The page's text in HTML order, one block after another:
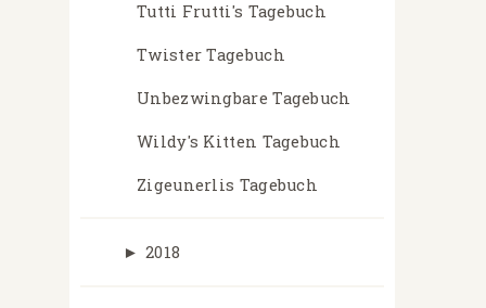
Tutti Frutti's Tagebuch
Twister Tagebuch
Unbezwingbare Tagebuch
Wildy's Kitten Tagebuch
Zigeunerlis Tagebuch
► 2018